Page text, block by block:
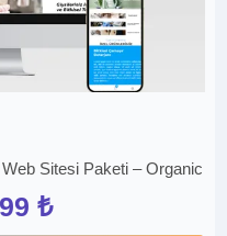
Sitesi Paketi – Organic
₺